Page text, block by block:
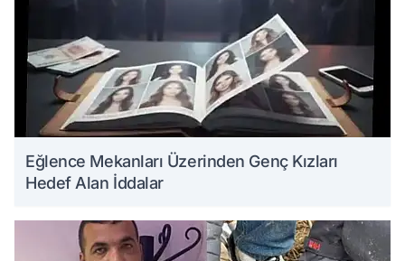
Eğlence Mekanları Üzerinden Genç Kızları
Hedef Alan İddalar